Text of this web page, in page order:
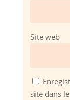
Site web
site dans